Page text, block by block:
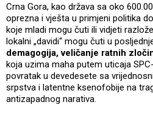
Crna Gora, kao država sa oko
oprezna i vješta u primjeni politika
koje mladi mogu čuti ili vidjeti
lokalni „davidi“ mogu čuti u
demagogija, veličanje ratnih
koja uzima maha putem uticaja
povratak u devedesete sa
srpstva i latentne ksenofobije na
antizapadnog narativa.